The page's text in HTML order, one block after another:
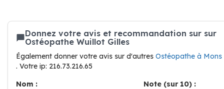
Donnez votre avis et recommandation sur sur
Ostéopathe Wuillot Gilles
Également donner votre avis sur d'autres Ostéopathe à Mons
. Votre ip: 216.73.216.65
Nom :
Note (sur 10) :